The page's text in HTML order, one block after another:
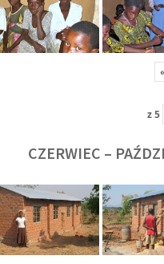
z5
CZERWIEC –